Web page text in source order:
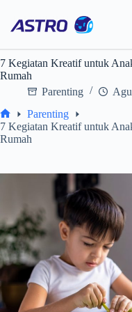
content
7 Kegiatan Kreatif untuk
Rumah
Parenting
Home
Parenting
7 Kegiatan Kreatif untuk
Rumah